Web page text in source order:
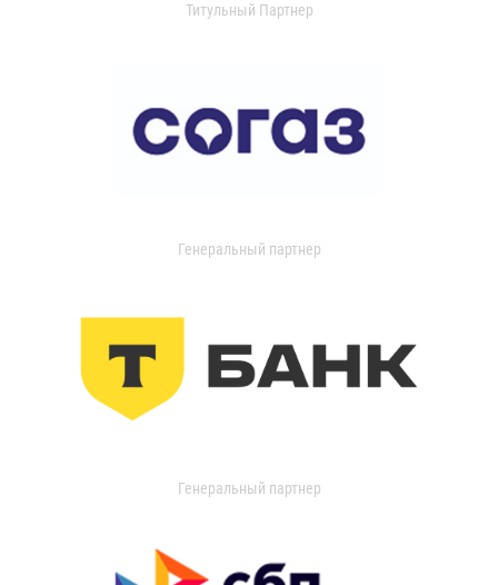
Титульный Партнер
Генеральный партнер
Генеральный партнер